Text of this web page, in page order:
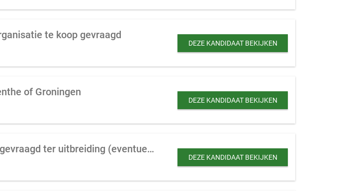
te koop gevraagd
DEZE KANDIDAAT BEKIJKEN
of Groningen
DEZE KANDIDAAT BEKIJKEN
Plaats onafhankelijke handelsonderneming te koop gevraagd ter uitbreiding (eventueel met eigen productie).
DEZE KANDIDAAT BEKIJKEN